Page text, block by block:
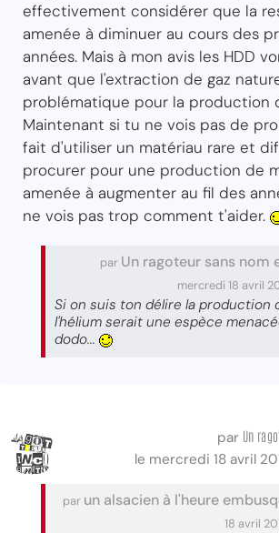
effectivement considérer que la
amenée à diminuer au cours des
années. Mais à mon avis les HDD
avant que l'extraction de gaz
problématique pour la production
Maintenant si tu ne vois pas de
fait d'utiliser un matériau rare et
procurer pour une production de
amenée à augmenter au fil des
ne vois pas trop comment t'aider.
par Un ragoteur sans nom
mercredi 18 avril
Si on suis ton délire la production
l'hélium serait une espèce
dodo...
par Un
le mercredi 18 avril
par un alsacien à l'heure
18 avril